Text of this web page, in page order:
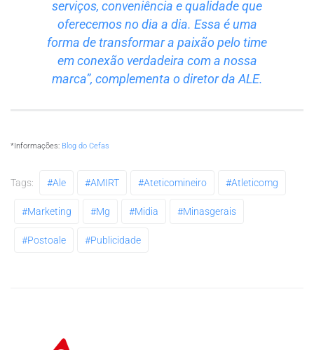
serviços, conveniência e qualidade que
oferecemos no dia a dia. Essa é uma
forma de transformar a paixão pelo time
em conexão verdadeira com a nossa
marca”, complementa o diretor da ALE.
*Informações: Blog do Cefas
Tags: #ale #AMIRT #ateticomineiro #atleticomg
#marketing #mg #midia #minasgerais
#postoale #publicidade